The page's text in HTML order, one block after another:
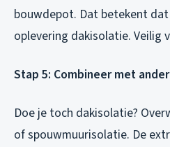
bouwdepot. Dat betekent
oplevering dakisolatie. Veilig
Stap 5: Combineer met
Doe je toch dakisolatie?
of spouwmuurisolatie. De